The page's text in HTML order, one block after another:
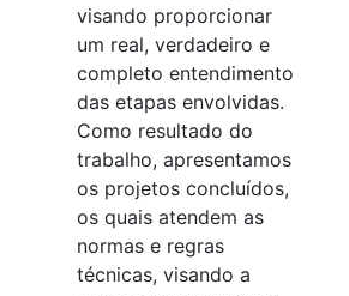
visando proporcionar
um real, verdadeiro e
completo entendimento
das etapas envolvidas.
Como resultado do
trabalho, apresentamos
os projetos concluídos,
os quais atendem as
normas e regras
técnicas, visando a